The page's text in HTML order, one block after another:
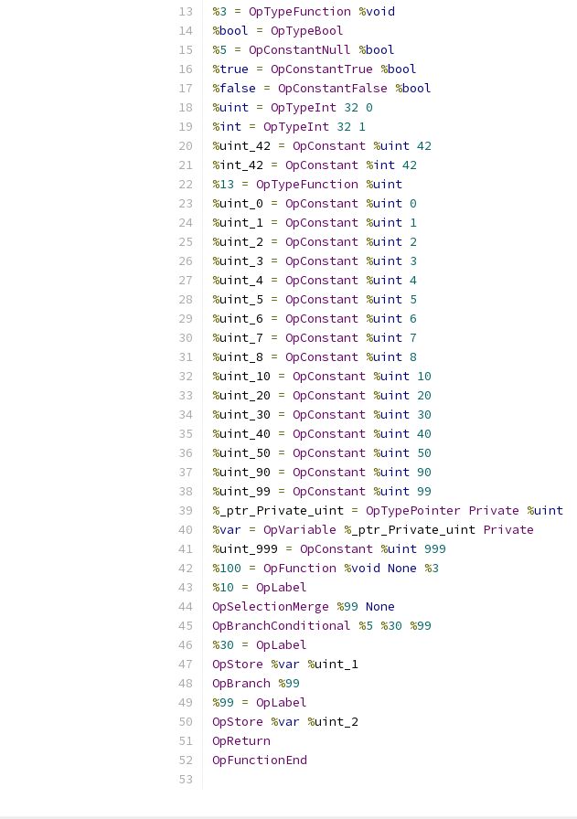
%3 = OpTypeFunction %void
%bool = OpTypeBool
%5 = OpConstantNull %bool
%true = OpConstantTrue %bool
%false = OpConstantFalse %bool
%uint = OpTypeInt 32 0
%int = OpTypeInt 32 1
%uint_42 = OpConstant %uint 42
%int_42 = OpConstant %int 42
%13 = OpTypeFunction %uint
%uint_0 = OpConstant %uint 0
%uint_1 = OpConstant %uint 1
%uint_2 = OpConstant %uint 2
%uint_3 = OpConstant %uint 3
%uint_4 = OpConstant %uint 4
%uint_5 = OpConstant %uint 5
%uint_6 = OpConstant %uint 6
%uint_7 = OpConstant %uint 7
%uint_8 = OpConstant %uint 8
%uint_10 = OpConstant %uint 10
%uint_20 = OpConstant %uint 20
%uint_30 = OpConstant %uint 30
%uint_40 = OpConstant %uint 40
%uint_50 = OpConstant %uint 50
%uint_90 = OpConstant %uint 90
%uint_99 = OpConstant %uint 99
% _ptr_Private_uint = OpTypePointer Private %uint
%var = OpVariable % _ptr_Private_uint Private
%uint_999 = OpConstant %uint 999
%100 = OpFunction %void None %3
%10 = OpLabel
OpSelectionMerge %99 None
OpBranchConditional %5 %30 %99
%30 = OpLabel
OpStore %var %uint_1
OpBranch %99
%99 = OpLabel
OpStore %var %uint_2
OpReturn
OpFunctionEnd